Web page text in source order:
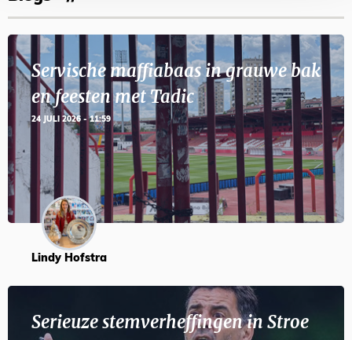
Servische maffiabaas in grauwe bak
en feesten met Tadic
24 JULI 2026 - 11:59
Lindy Hofstra
Serieuze stemverheffingen in Stroe